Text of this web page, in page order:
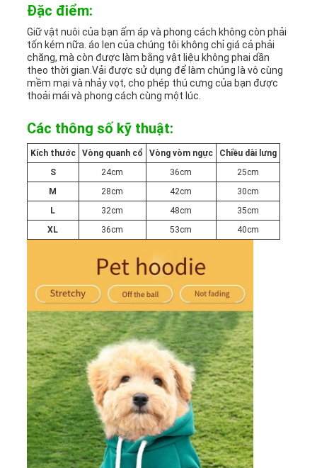
Đặc điểm:
Giữ vật nuôi của bạn ấm áp và phong cách không còn phải
tốn kém nữa. áo len của chúng tôi không chỉ giá cả phải
chăng, mà còn được làm bằng vật liệu không phai dần
theo thời gian.Vải được sử dụng để làm chúng là vô cùng
mềm mại và nhảy vọt, cho phép thú cưng của bạn được
thoải mái và phong cách cùng một lúc.
Các thông số kỹ thuật:
Kích thước Vòng quanh cổ Vòng vòm ngực
Chiều dài lưng
S
24cm 36cm
25cm
M
28cm 42cm
30cm
L
32cm 48cm
35cm
XL
36cm 53cm 40cm